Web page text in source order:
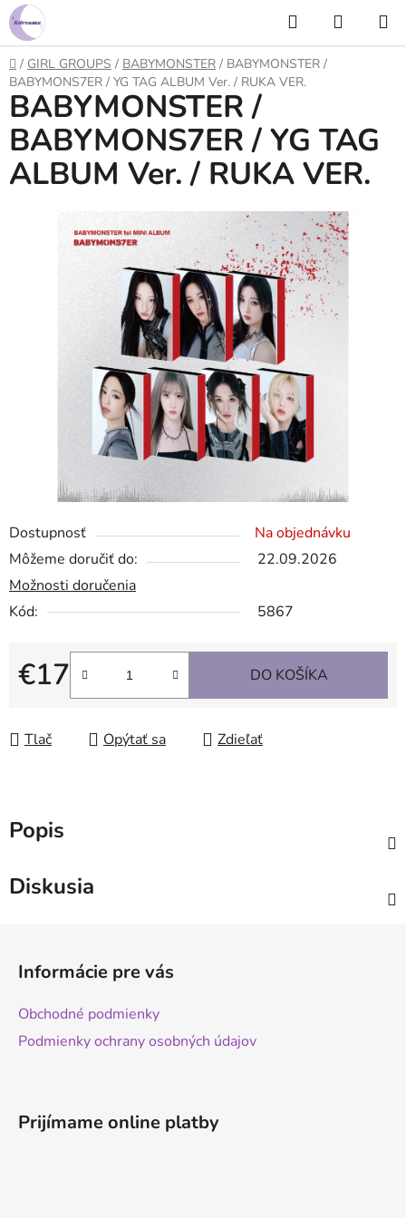
Prejsť
na
obsah
Hľadať
KOŠÍK
Domov
/ GIRL GROUPS / BABYMONSTER / BABYMONSTER /
BABYMONS7ER / YG TAG ALBUM Ver. / RUKA VER.
Dostupnosť
Na objednávku
Môžeme doručiť do:
22.09.2026
Možnosti doručenia
Kód:
5867
€17
Jednotková cena:
DO KOŠÍKA
Tlač Opýtať sa Zdieľať
BABYMONSTER /
BABYMONS7ER / YG TAG
ALBUM Ver. / RUKA VER.
Popis
Diskusia
Informácie pre vás
Obchodné podmienky
Podmienky ochrany osobných údajov
Prijímame online platby